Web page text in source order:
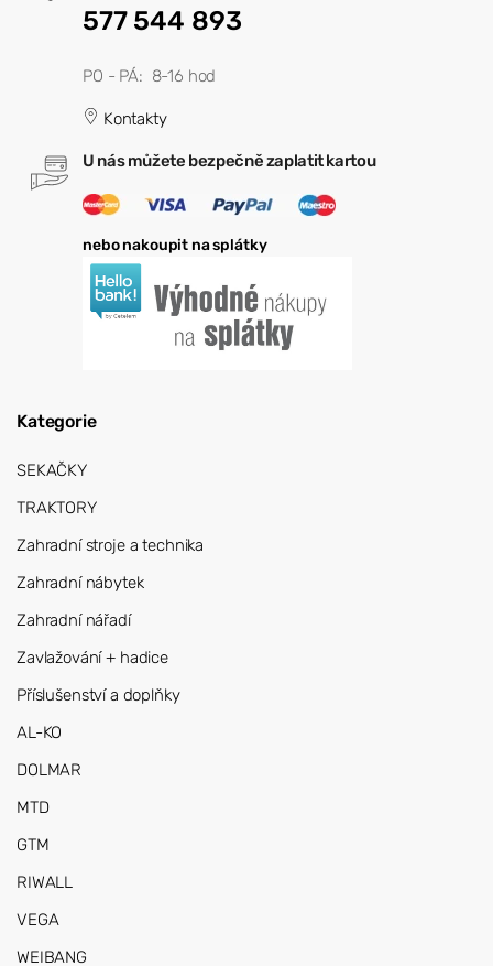
577 544 893
PO - PÁ: 8-16 hod
Kontakty
U nás můžete bezpečně zaplatit kartou
nebo nakoupit na splátky
Kategorie
SEKAČKY
TRAKTORY
Zahradní stroje a technika
Zahradní nábytek
Zahradní nářadí
Zavlažování + hadice
Příslušenství a doplňky
AL-KO
DOLMAR
MTD
GTM
RIWALL
VEGA
WEIBANG